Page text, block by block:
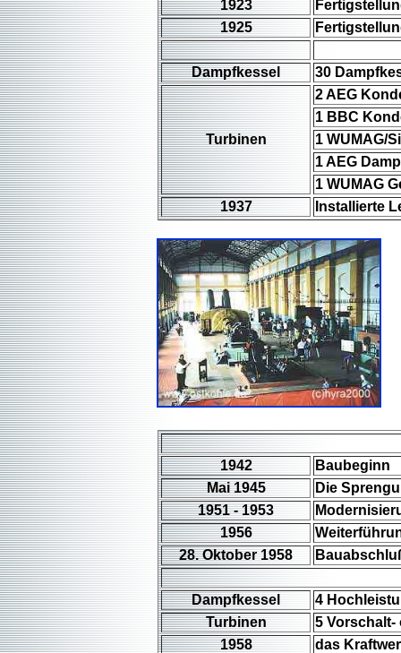
1923
1925
Dampfkessel 30
Turbinen
2 AEG
1 BBC
1 WUMAG/
1 AEG
1 WUMAG
1937
Installierte
1942
Baubeginn
Mai 1945
Die
1951 - 1953
1956
28. Oktober 1958
Dampfkessel
4
Turbinen
5 Vorschalt-
1958
das